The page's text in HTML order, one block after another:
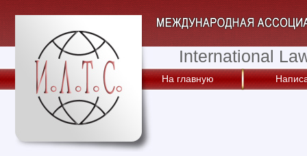
International
На главную